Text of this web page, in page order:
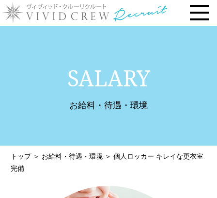
› 風俗店・キャバクラ店との違い
› お客様との連絡先交換一切なし
› 未経験・新人の方へ
SALARY
お給料・待遇・環境
トップ＞ お給料・待遇・環境 ＞個人ロッカー キレイな更衣室
完備